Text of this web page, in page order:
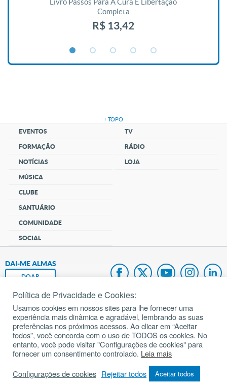
Livro Passos Para A Cura E Libertação
Completa
R$ 13,42
↑ TOPO
EVENTOS
FORMAÇÃO
NOTÍCIAS
MÚSICA
CLUBE
SANTUÁRIO
COMUNIDADE
SOCIAL
TV
RÁDIO
LOJA
DAI-ME ALMAS
DOAR
Fundação João Paulo II
Pedido de Oração
Mapa do site
Política de Privacidade e Cookies:
Usamos cookies em nossos sites para lhe fornecer uma
experiência mais dinâmica e agradável, lembrando as suas
preferências nos próximos acessos. Ao clicar em “Aceitar
todos”, você concorda com o uso de TODOS os cookies. No
entanto, você pode visitar "Configurações de cookies" para
fornecer um consentimento controlado. Leia mais
Configurações de cookies Rejeitar todos Aceitar todos